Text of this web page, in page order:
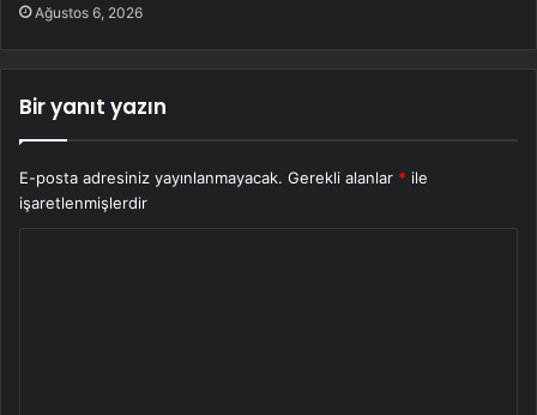
Ağustos 6, 2026
Bir yanıt yazın
E-posta adresiniz yayınlanmayacak. Gerekli alanlar * ile
işaretlenmişlerdir